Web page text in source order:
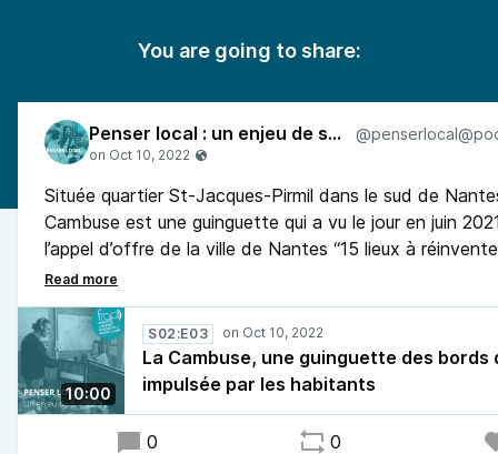
You are going to share:
Penser local : un enjeu de société
Située quartier St-Jacques-Pirmil dans le sud de
Cambuse est une guinguette qui a vu le jour en juin
l’appel d’offre de la ville de Nantes “15 lieux à
habitants se sont mobilisés pour lancer ce projet de
C’est l’association Rêver Sèvre qui dirige ce lieu festif
Michel Sourget de la radio AlterNantes est parti
propos des co-gérants Isabelle et André, ravis de
du quartier.
10:00
S02:E03
La Cambuse, une guinguette des bords
impulsée par les habitants
0 0